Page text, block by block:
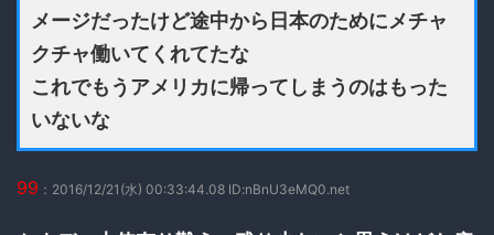
メージだったけど途中から日本のためにメチャ
クチャ働いてくれてたな
これでもうアメリカに帰ってしまうのはもった
いないな
99 ：2016/12/21(水) 00:33:44.08 ID:nBnU3eMQ0.net